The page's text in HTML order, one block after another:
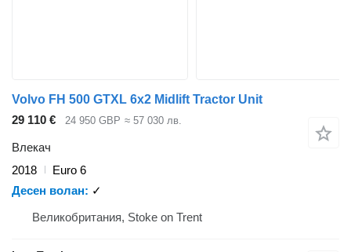
Volvo FH 500 GTXL 6x2 Midlift Tractor Unit
29 110 €
24 950 GBP ≈ 57 030 лв.
Влекач
2018
Euro 6
Десен волан
✓
Великобритания, Stoke on Trent